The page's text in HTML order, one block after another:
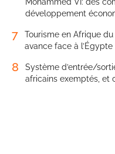
développement
7
Tourisme en Afrique
avance face à l’Égypte
8
Système d’entrée/
africains exemptés, et